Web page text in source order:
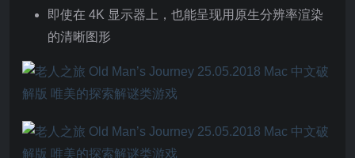
即使在 4K 显示器上，也能呈现用原生分辨率渲染
的清晰图形